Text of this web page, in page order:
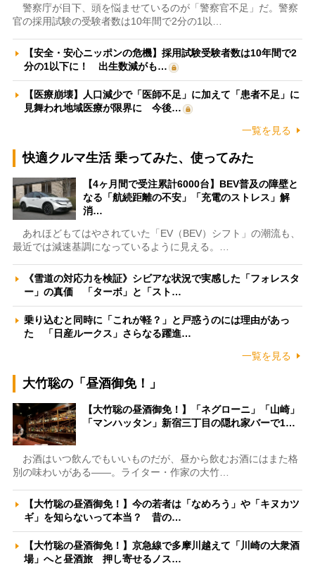
警察庁が目下、頭を悩ませているのが「警察官不足」だ。警察
官の採用試験の受験者数は10年間で2分の1以…
【安全・安心ニッポンの危機】採用試験受験者数は10年間で2
分の1以下に！ 出生数減がも…
【医療崩壊】人口減少で「医師不足」に加えて「患者不足」に
見舞われ地域医療が限界に 今後…
一覧を見る
快適クルマ生活 乗ってみた、使ってみた
【4ヶ月間で受注累計6000台】BEV普及の障壁と
なる「航続距離の不安」「充電のストレス」解
消…
あれほどもてはやされていた「EV（BEV）シフト」の潮流も、
最近では減速基調になっているように見える。…
《雪道の対応力を検証》シビアな状況で実感した「フォレスタ
ー」の真価 「ターボ」と「スト…
乗り込むと同時に「これが軽？」と戸惑うのには理由があっ
た 「日産ルークス」さらなる躍進…
一覧を見る
大竹聡の「昼酒御免！」
【大竹聡の昼酒御免！】「ネグローニ」「山崎」
「マンハッタン」新宿三丁目の隠れ家バーで1…
お酒はいつ飲んでもいいものだが、昼から飲むお酒にはまた格
別の味わいがある――。ライター・作家の大竹…
【大竹聡の昼酒御免！】今の若者は「なめろう」や「キヌカツ
ギ」を知らないって本当？ 昔の…
【大竹聡の昼酒御免！】京急線で多摩川越えて「川崎の大衆酒
場」へと昼酒旅 押し寄せるノス…